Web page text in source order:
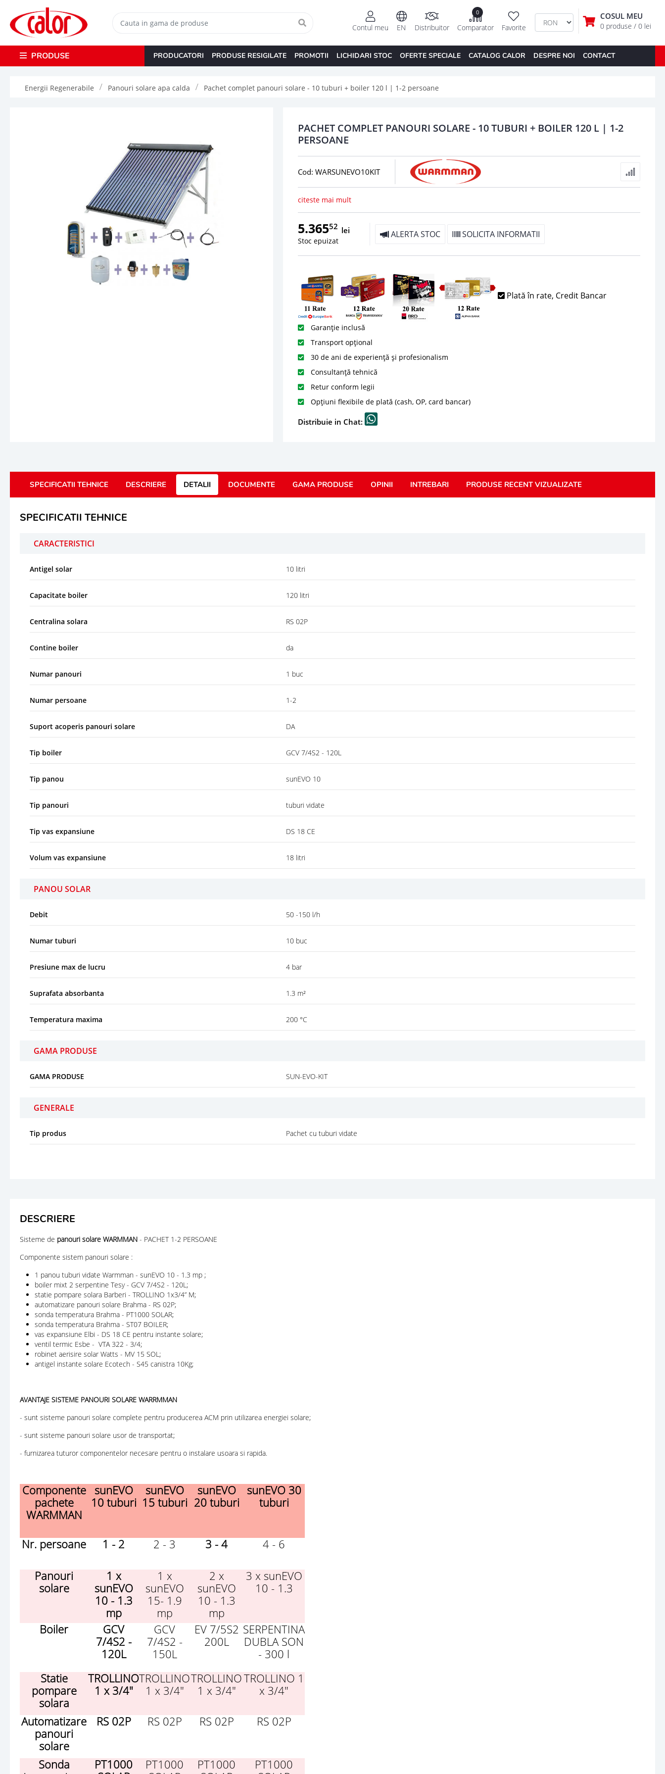
COSUL MEU
0 produse / 0 lei
Favorite
0
Comparator
Distribuitor
EN
Contul meu
PRODUSE PRODUCATORI PRODUSE RESIGILATE PROMOTII LICHIDARI STOC OFERTE SPECIALE CATALOG CALOR DESPRE NOI CONTACT
Energii Regenerabile Panouri solare apa calda Pachet complet panouri solare - 10 tuburi + boiler 120 l | 1-2 persoane
PACHET COMPLET PANOURI SOLARE - 10 TUBURI + BOILER 120 L | 1-2
PERSOANE
Cod: WARSUNEVO10KIT
citeste mai mult
5.36552 lei
Stoc epuizat
ALERTA STOC SOLICITA INFORMATII
Plată în rate, Credit Bancar
Garanție inclusă
Transport opțional
30 de ani de experiență și profesionalism
Consultanță tehnică
Retur conform legii
Opțiuni flexibile de plată (cash, OP, card bancar)
Distribuie in Chat:
SPECIFICATII TEHNICE DESCRIERE DETALII DOCUMENTE GAMA PRODUSE OPINII INTREBARI PRODUSE RECENT VIZUALIZATE
SPECIFICATII TEHNICE
CARACTERISTICI
Antigel solar 10 litri
Capacitate boiler 120 litri
Centralina solara RS 02P
Contine boiler da
Numar panouri 1 buc
Numar persoane 1-2
Suport acoperis panouri solare DA
Tip boiler GCV 7/4S2 - 120L
Tip panou sunEVO 10
Tip panouri tuburi vidate
Tip vas expansiune DS 18 CE
Volum vas expansiune 18 litri
PANOU SOLAR
Debit 50 -150 l/h
Numar tuburi 10 buc
Presiune max de lucru 4 bar
Suprafata absorbanta 1.3 m²
Temperatura maxima 200 °C
GAMA PRODUSE
GAMA PRODUSE SUN-EVO-KIT
GENERALE
Tip produs Pachet cu tuburi vidate
DESCRIERE
Sisteme de panouri solare WARMMAN - PACHET 1-2 PERSOANE
Componente sistem panouri solare :
1 panou tuburi vidate Warmman - sunEVO 10 - 1.3 mp ;
boiler mixt 2 serpentine Tesy - GCV 7/4S2 - 120L;
statie pompare solara Barberi - TROLLINO 1x3/4” M;
automatizare panouri solare Brahma - RS 02P;
sonda temperatura Brahma - PT1000 SOLAR;
sonda temperatura Brahma - ST07 BOILER;
vas expansiune Elbi - DS 18 CE pentru instante solare;
ventil termic Esbe - VTA 322 - 3/4;
robinet aerisire solar Watts - MV 15 SOL;
antigel instante solare Ecotech - S45 canistra 10Kg;
AVANTAJE SISTEME PANOURI SOLARE WARRMMAN
- sunt sisteme panouri solare complete pentru producerea ACM prin utilizarea energiei solare;
- sunt sisteme panouri solare usor de transportat;
- furnizarea tuturor componentelor necesare pentru o instalare usoara si rapida.
Componente
pachete
WARMMAN
sunEVO
10 tuburi
sunEVO
15 tuburi
sunEVO
20 tuburi
sunEVO 30
tuburi
Nr. persoane 1 - 2 2 - 3 3 - 4 4 - 6
Panouri
solare
1 x
sunEVO
10 - 1.3
mp
1 x
sunEVO
15- 1.9
mp
2 x
sunEVO
10 - 1.3
mp
3 x sunEVO
10 - 1.3
Boiler
GCV
7/4S2 -
120L
GCV
7/4S2 -
150L
EV 7/5S2
200L
SERPENTINA
DUBLA SON
- 300 l
Statie
pompare
solara
TROLLINO
1 x 3/4"
TROLLINO
1 x 3/4"
TROLLINO
1 x 3/4"
TROLLINO 1
x 3/4"
Automatizare
panouri
solare
RS 02P RS 02P RS 02P RS 02P
Sonda
PT1000
PT1000
PT1000
PT1000